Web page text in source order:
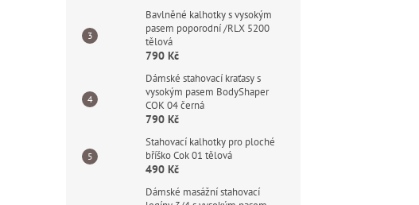
Bavlněné kalhotky s vysokým
pasem poporodní /RLX 5200
tělová
790 Kč
Dámské stahovací kraťasy s
vysokým pasem BodyShaper
COK 04 černá
790 Kč
Stahovací kalhotky pro ploché
bříško Cok 01 tělová
490 Kč
Dámské masážní stahovací